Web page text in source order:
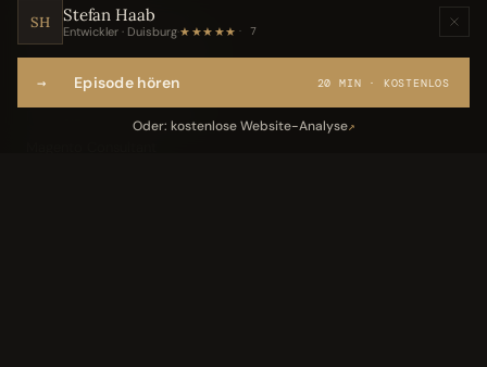
KI-Assistent (Toni · Jarvis)
Webseite per Sprache
SH Stefan Haab
Entwickler · Duisburg·★★★★★ 7
→ Episode hören 20 MIN · KOSTENLOS
Oder: kostenlose Website-Analyse↗